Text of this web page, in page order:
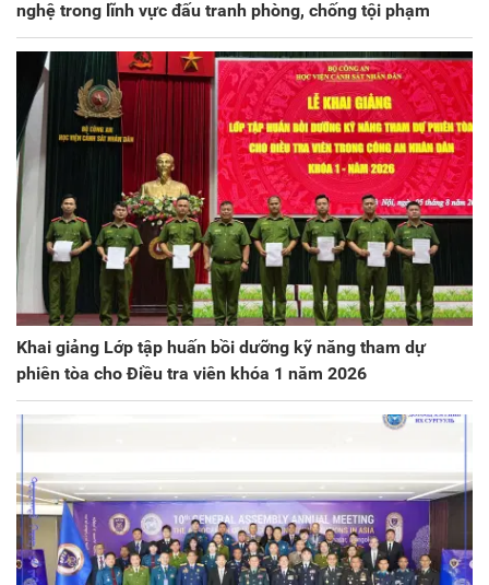
nghệ trong lĩnh vực đấu tranh phòng, chống tội phạm
Khai giảng Lớp tập huấn bồi dưỡng kỹ năng tham dự
phiên tòa cho Điều tra viên khóa 1 năm 2026